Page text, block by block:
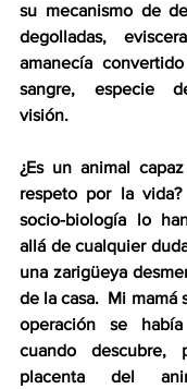
su mecanismo de
degolladas,
amanecía
sangre, especie
visión.
¿Es un animal
respeto por la
socio-biología lo
allá de cualquier
una zarigüeya
de la casa.  Mi mamá
operación se
cuando descubre,
placenta del